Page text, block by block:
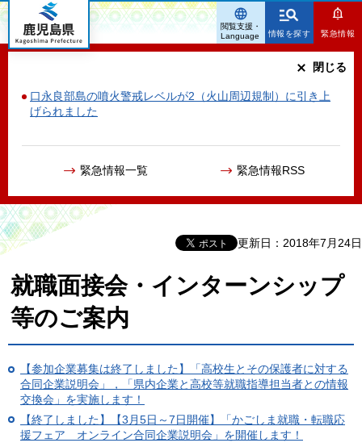
鹿児島県
情報を探す 緊急情報
口永良部島の噴火警戒レベルが2（火山周辺規制）に引き上
げられました
緊急情報一覧 緊急情報RSS
閉じる
閲覧支援・
Language
更新日：2018年7月24日
就職面接会・インターンシップ
等のご案内
【参加企業募集は終了しました】「高校生とその保護者に対する
合同企業説明会」，「県内企業と高校等就職指導担当者との情報
交換会」を実施します！
【終了しました】【3月5日～7日開催】「かごしま就職・転職応
援フェア オンライン合同企業説明会」を開催します！